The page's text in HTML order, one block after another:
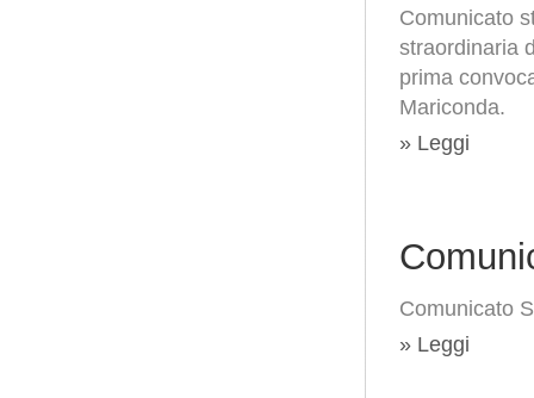
Comunicato
straordinaria
prima
Mariconda.
» Leggi
Comunicato
» Leggi